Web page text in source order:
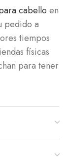
cabello en
pedido a
tiempos
físicas
para tener